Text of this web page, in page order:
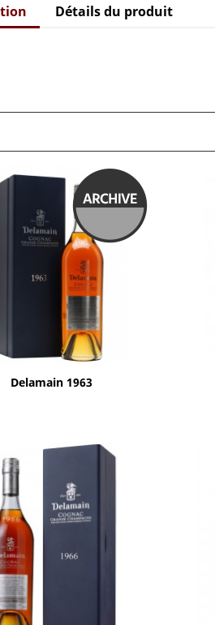
Détails du produit
Delamain 1963
Aperçu rapide